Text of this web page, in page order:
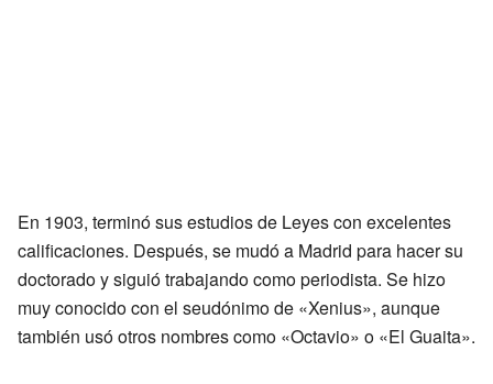
En 1903, terminó sus estudios de Leyes con excelentes
calificaciones. Después, se mudó a Madrid para hacer su
doctorado y siguió trabajando como periodista. Se hizo
muy conocido con el seudónimo de «Xenius», aunque
también usó otros nombres como «Octavio» o «El Guaita».